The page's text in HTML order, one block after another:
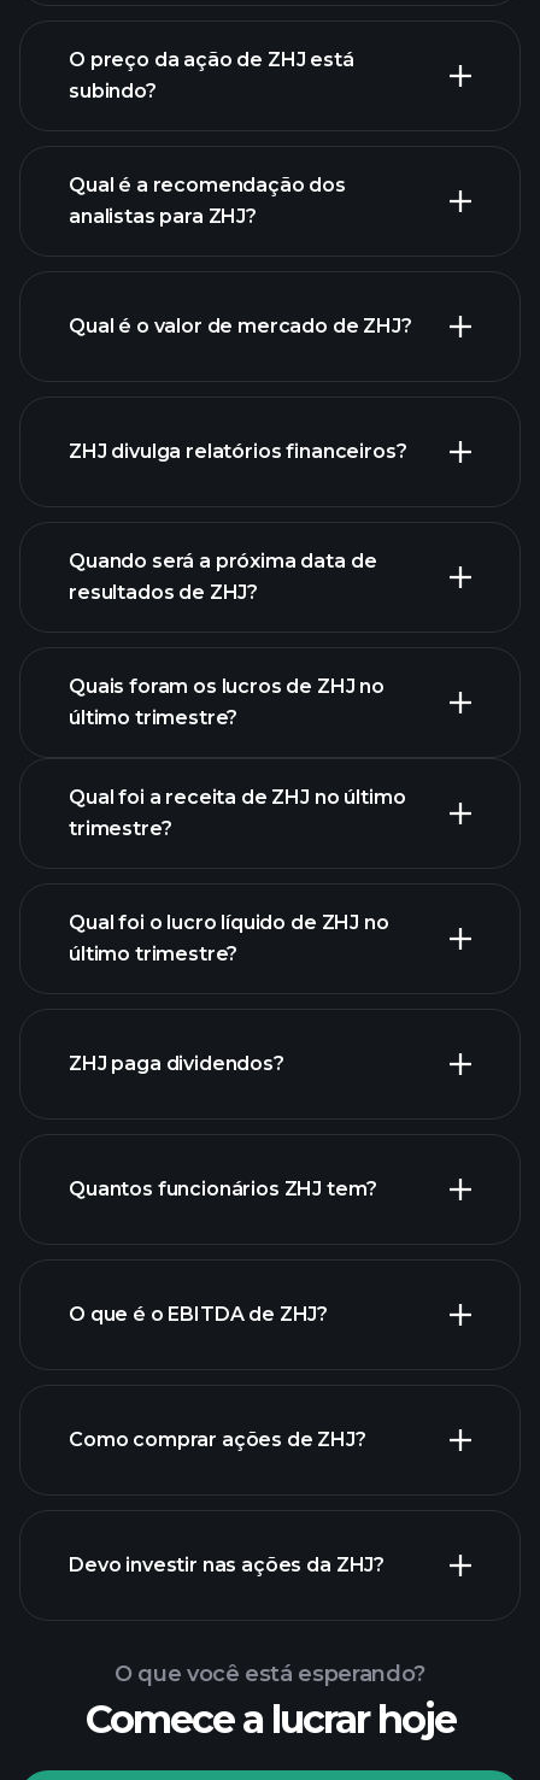
gráfico avançado
O preço da ação de ZHJ está
subindo?
de ZHJ.
Qual é a recomendação dos
analistas para ZHJ?
Qual é o valor de mercado de ZHJ?
lista de ações
ZHJ divulga relatórios financeiros?
finanças
de ZHJ
Quando será a próxima data de
resultados de ZHJ?
Quais foram os lucros de ZHJ no
último trimestre?
lucros de
ZHJ
Qual foi a receita de ZHJ no último
trimestre?
relatórios financeiros de ZHJ
Qual foi o lucro líquido de ZHJ no
último trimestre?
relatórios financeiros de
ZHJ paga dividendos?
Quantos funcionários ZHJ tem?
O que é o EBITDA de ZHJ?
ZHJ
Como comprar ações de ZHJ?
Devo investir nas ações da ZHJ?
O que você está esperando?
Comece a lucrar hoje